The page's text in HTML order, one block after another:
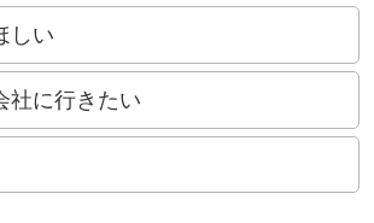
しい
社に行きたい